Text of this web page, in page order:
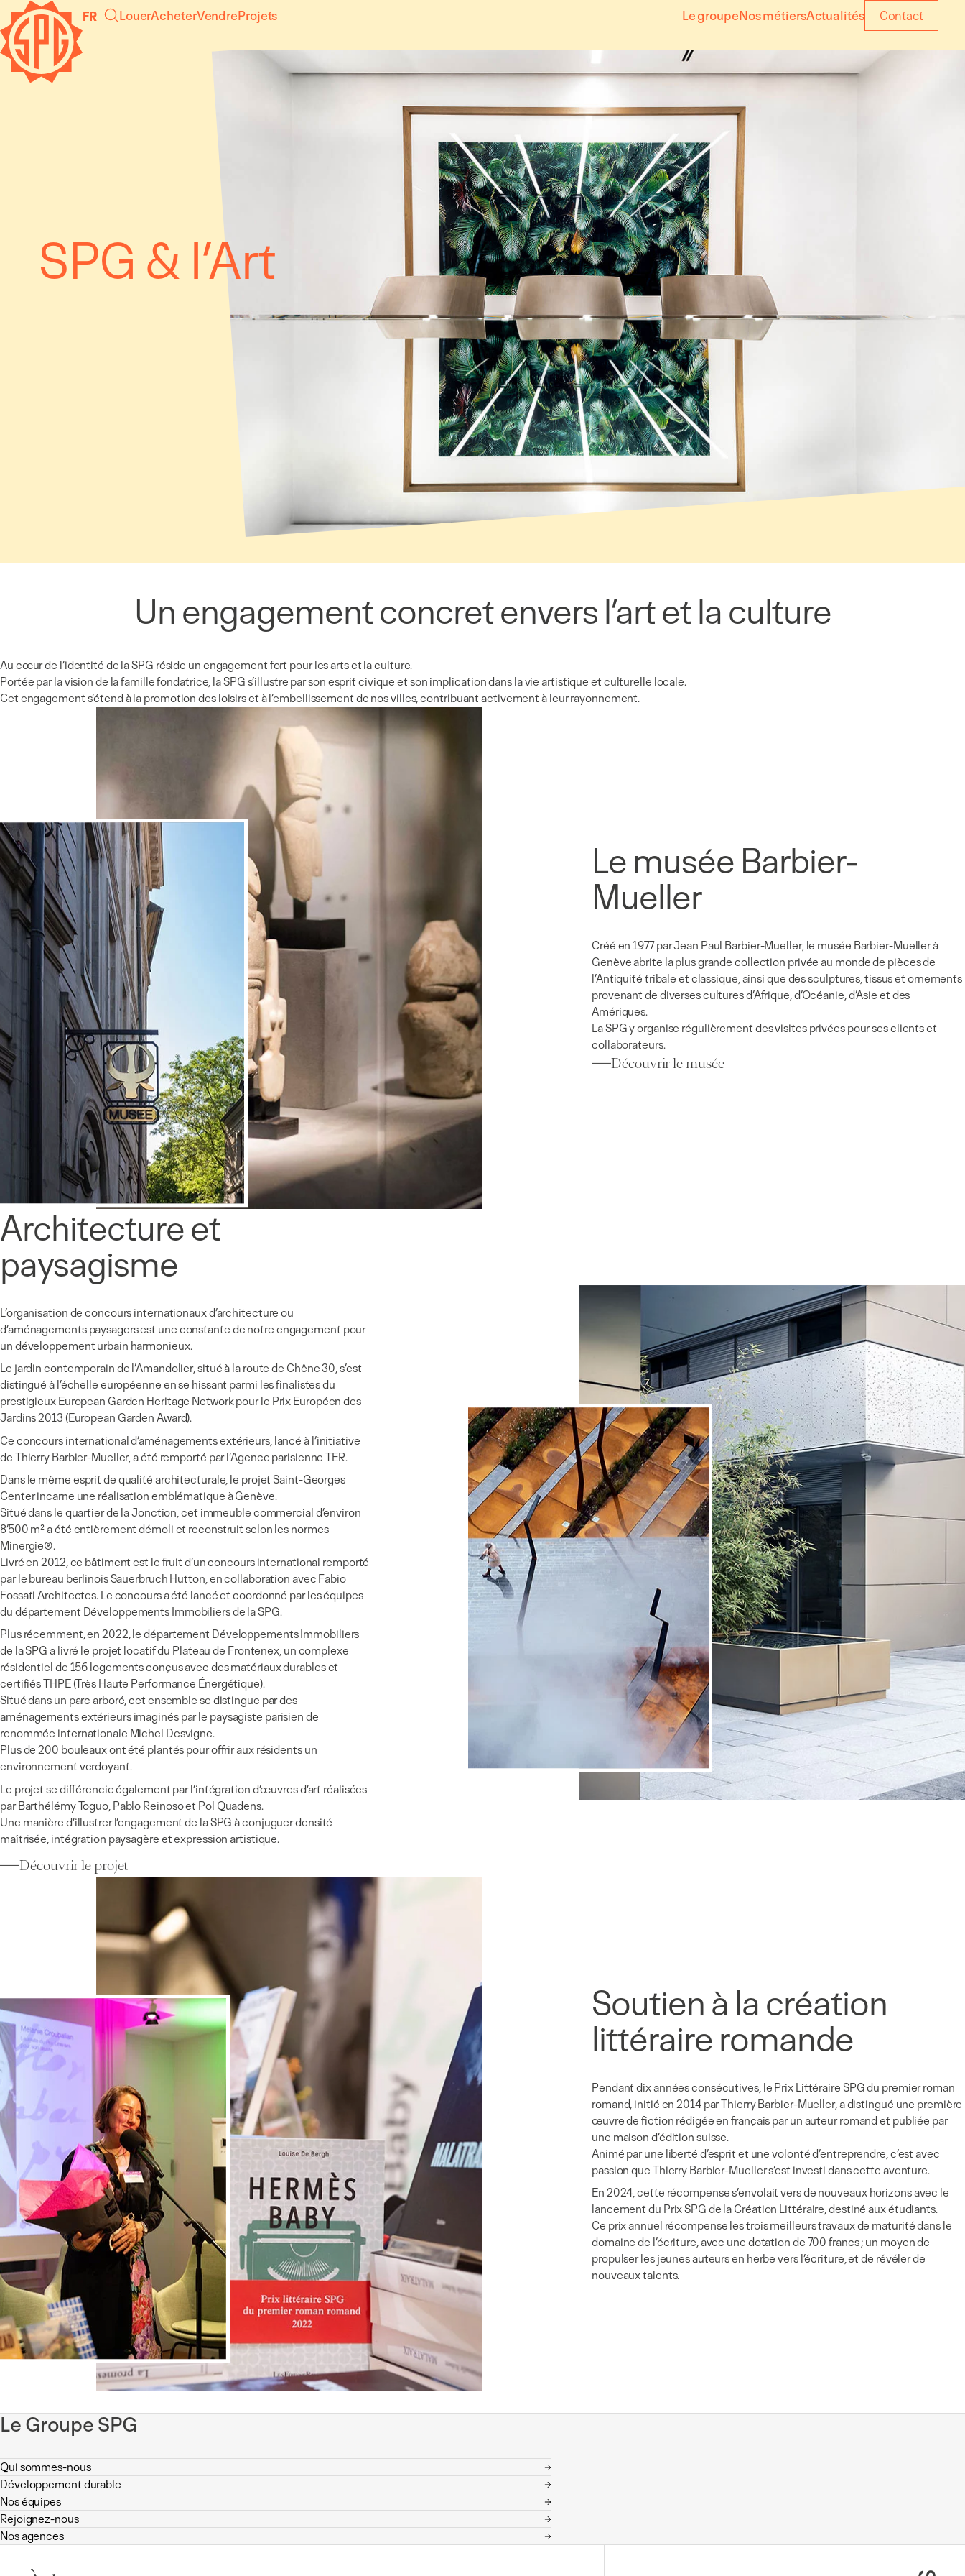
Panneau de gestion des cookies
FR LouerAcheterVendreProjets Le groupeNos métiersActualités Contact
SPG & l’Art
Un engagement concret envers l’art et la culture
Au cœur de l’identité de la SPG réside un engagement fort pour les arts et la culture.
Portée par la vision de la famille fondatrice, la SPG s’illustre par son esprit civique et son implication dans la vie artistique et culturelle locale.
Cet engagement s’étend à la promotion des loisirs et à l’embellissement de nos villes, contribuant activement à leur rayonnement.
Le musée Barbier-
Mueller
Créé en 1977 par Jean Paul Barbier-Mueller, le musée Barbier-Mueller à
Genève abrite la plus grande collection privée au monde de pièces de
l’Antiquité tribale et classique, ainsi que des sculptures, tissus et ornements
provenant de diverses cultures d’Afrique, d’Océanie, d’Asie et des
Amériques.
La SPG y organise régulièrement des visites privées pour ses clients et
collaborateurs.
Découvrir le musée
Architecture et
paysagisme
L’organisation de concours internationaux d’architecture ou
d’aménagements paysagers est une constante de notre engagement pour
un développement urbain harmonieux.
Le jardin contemporain de l’Amandolier, situé à la route de Chêne 30, s’est
distingué à l’échelle européenne en se hissant parmi les finalistes du
prestigieux European Garden Heritage Network pour le Prix Européen des
Jardins 2013 (European Garden Award).
Ce concours international d’aménagements extérieurs, lancé à l’initiative
de Thierry Barbier-Mueller, a été remporté par l’Agence parisienne TER.
Dans le même esprit de qualité architecturale, le projet Saint-Georges
Center incarne une réalisation emblématique à Genève.
Situé dans le quartier de la Jonction, cet immeuble commercial d’environ
8’500 m² a été entièrement démoli et reconstruit selon les normes
Minergie®.
Livré en 2012, ce bâtiment est le fruit d’un concours international remporté
par le bureau berlinois Sauerbruch Hutton, en collaboration avec Fabio
Fossati Architectes. Le concours a été lancé et coordonné par les équipes
du département Développements Immobiliers de la SPG.
Plus récemment, en 2022, le département Développements Immobiliers
de la SPG a livré le projet locatif du Plateau de Frontenex, un complexe
résidentiel de 156 logements conçus avec des matériaux durables et
certifiés THPE (Très Haute Performance Énergétique).
Situé dans un parc arboré, cet ensemble se distingue par des
aménagements extérieurs imaginés par le paysagiste parisien de
renommée internationale Michel Desvigne.
Plus de 200 bouleaux ont été plantés pour offrir aux résidents un
environnement verdoyant.
Le projet se différencie également par l’intégration d’œuvres d’art réalisées
par Barthélémy Toguo, Pablo Reinoso et Pol Quadens.
Une manière d’illustrer l’engagement de la SPG à conjuguer densité
maîtrisée, intégration paysagère et expression artistique.
Découvrir le projet
Soutien à la création
littéraire romande
Pendant dix années consécutives, le Prix Littéraire SPG du premier roman
romand, initié en 2014 par Thierry Barbier-Mueller, a distingué une première
œuvre de fiction rédigée en français par un auteur romand et publiée par
une maison d’édition suisse.
Animé par une liberté d’esprit et une volonté d’entreprendre, c’est avec
passion que Thierry Barbier-Mueller s’est investi dans cette aventure.
En 2024, cette récompense s’envolait vers de nouveaux horizons avec le
lancement du Prix SPG de la Création Littéraire, destiné aux étudiants.
Ce prix annuel récompense les trois meilleurs travaux de maturité dans le
domaine de l’écriture, avec une dotation de 700 francs ; un moyen de
propulser les jeunes auteurs en herbe vers l’écriture, et de révéler de
nouveaux talents.
Le Groupe SPG
Qui sommes-nous
Développement durable
Nos équipes
Rejoignez-nous
Nos agences